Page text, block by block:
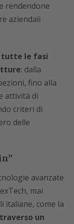
rendendone
aziendali
tutte le fasi
: dalla
fino alla
attività di
criteri di
delle
avanzate
mai
italiane, come la
un